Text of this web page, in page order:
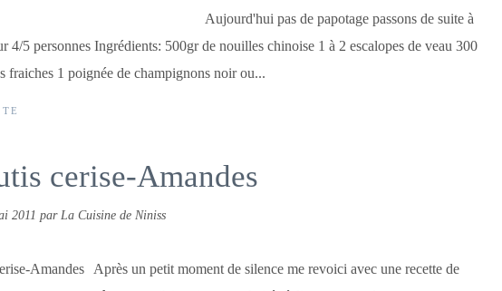
Aujourd'hui pas de papotage passons de suite à
4/5 personnes Ingrédients: 500gr de nouilles chinoise 1 à 2 escalopes de veau 300
fraiches 1 poignée de champignons noir ou...
cerise-Amandes
2011 par La Cuisine de Niniss
Après un petit moment de silence me revoici avec une recette de